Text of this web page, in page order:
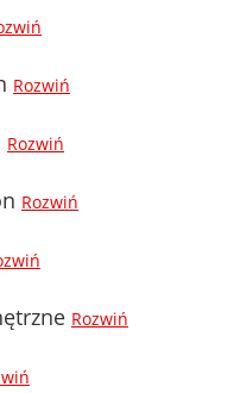
Rozwiń
Rozwiń
Rozwiń
Rozwiń